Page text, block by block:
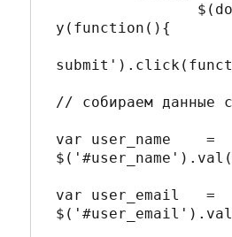
y(function(){
// собираем данные
var user_name 	 =
var user_email 	 =